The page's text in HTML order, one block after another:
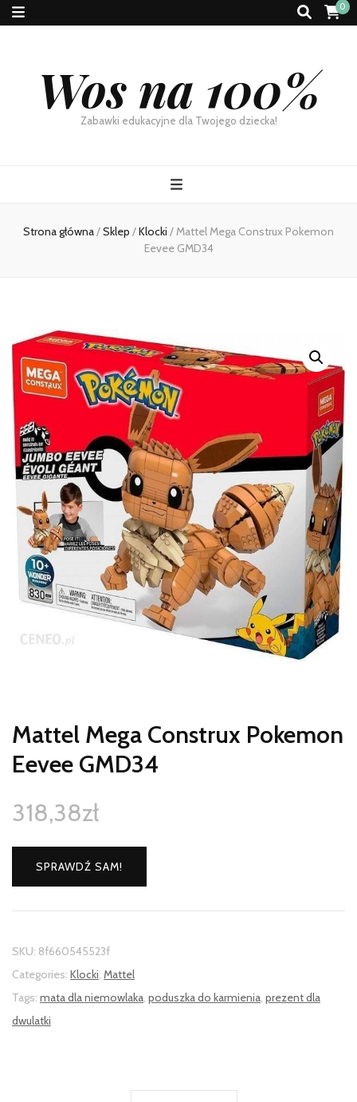
0
Wos na 100%
Zabawki edukacyjne dla Twojego dziecka!
Strona główna/Sklep /Klocki /Mattel Mega Construx Pokemon
Eevee GMD34
Mattel Mega Construx Pokemon
Eevee GMD34
318,38zł
SPRAWDŹ SAM!
SKU: 8f660545523f
Categories: Klocki, Mattel
Tags: mata dla niemowlaka, poduszka do karmienia, prezent dla
dwulatki